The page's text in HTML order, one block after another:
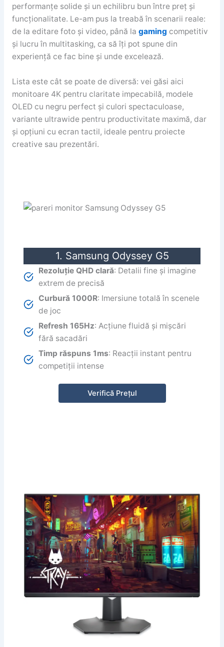
performanțe solide și un echilibru bun între preț și
funcționalitate. Le-am pus la treabă în scenarii reale:
de la editare foto și video, până la gaming competitiv
și lucru în multitasking, ca să îți pot spune din
experiență ce fac bine și unde excelează.
Lista este cât se poate de diversă: vei găsi aici
monitoare 4K pentru claritate impecabilă, modele
OLED cu negru perfect și culori spectaculoase,
variante ultrawide pentru productivitate maximă, dar
și opțiuni cu ecran tactil, ideale pentru proiecte
creative sau prezentări.
1. Samsung Odyssey G5
Rezoluție QHD clară: Detalii fine și imagine
extrem de precisă
Curbură 1000R: Imersiune totală în scenele
de joc
Refresh 165Hz: Acțiune fluidă și mișcări
fără sacadări
Timp răspuns 1ms: Reacții instant pentru
competiții intense
Verifică Prețul